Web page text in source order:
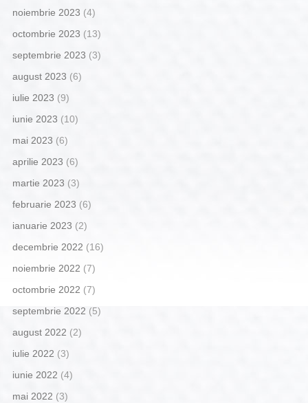
noiembrie 2023 (4)
octombrie 2023 (13)
septembrie 2023 (3)
august 2023 (6)
iulie 2023 (9)
iunie 2023 (10)
mai 2023 (6)
aprilie 2023 (6)
martie 2023 (3)
februarie 2023 (6)
ianuarie 2023 (2)
decembrie 2022 (16)
noiembrie 2022 (7)
octombrie 2022 (7)
septembrie 2022 (5)
august 2022 (2)
iulie 2022 (3)
iunie 2022 (4)
mai 2022 (3)